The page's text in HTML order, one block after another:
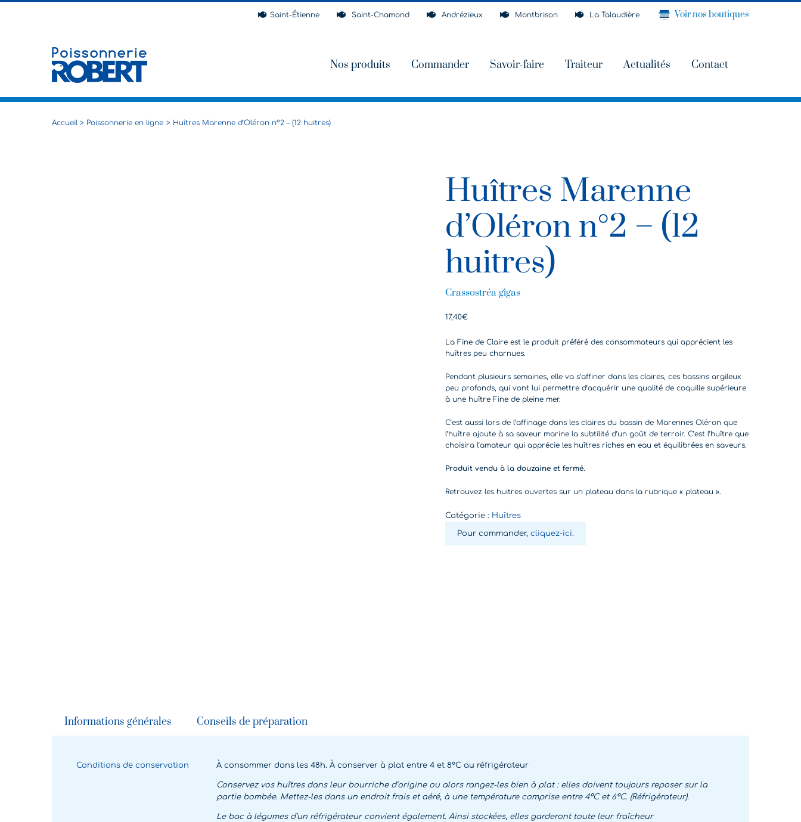
Saint-Étienne Saint-Chamond Andrézieux Montbrison La Talaudière Voir nos boutiques
Nos produits Commander Savoir-faire Traiteur Actualités Contact
Accueil Poissonnerie en ligne Huîtres Marenne d’Oléron n°2 – (12 huitres)
Huîtres Marenne
d’Oléron n°2 – (12
huitres)
Crassostréa gigas
17,40€
La Fine de Claire est le produit préféré des consommateurs qui apprécient les
huîtres peu charnues.
Pendant plusieurs semaines, elle va s’affiner dans les claires, ces bassins argileux
peu profonds, qui vont lui permettre d’acquérir une qualité de coquille supérieure
à une huître Fine de pleine mer.
C’est aussi lors de l’affinage dans les claires du bassin de Marennes Oléron que
l’huître ajoute à sa saveur marine la subtilité d’un goût de terroir. C’est l’huître que
choisira l’amateur qui apprécie les huîtres riches en eau et équilibrées en saveurs.
Produit vendu à la douzaine et fermé.
Retrouvez les huitres ouvertes sur un plateau dans la rubrique « plateau ».
Catégorie : Huîtres
Pour commander, cliquez-ici.
Informations générales Conseils de préparation
Conditions de conservation À consommer dans les 48h. À conserver à plat entre 4 et 8°C au réfrigérateur
Conservez vos huîtres dans leur bourriche d’origine ou alors rangez-les bien à plat : elles doivent toujours reposer sur la
partie bombée. Mettez-les dans un endroit frais et aéré, à une température comprise entre 4°C et 6°C. (Réfrigérateur).
Le bac à légumes d’un réfrigérateur convient également. Ainsi stockées, elles garderont toute leur fraîcheur